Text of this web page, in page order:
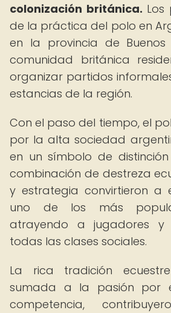
colonización británica. Los
de la práctica del polo en
en la provincia de Buenos
comunidad británica
organizar partidos
estancias de la región.
Con el paso del tiempo, el
por la alta sociedad
en un símbolo de
combinación de destreza
y estrategia convirtieron a
uno de los más
atrayendo a jugadores y
todas las clases sociales.
La rica tradición
sumada a la pasión por
competencia,